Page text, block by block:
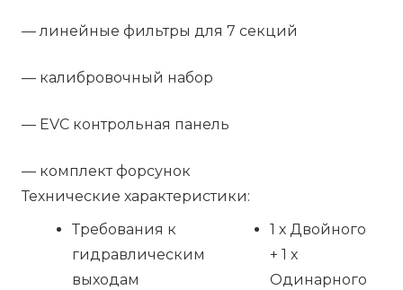
— линейные фильтры для 7 секций
— калибровочный набор
— EVC контрольная панель
— комплект форсунок
Технические характеристики:
Требования к
гидравлическим
выходам
1 х Двойного
+ 1 х
Одинарного